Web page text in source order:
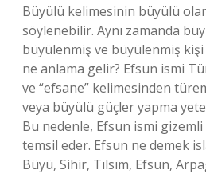
Büyülü kelimesinin büyülü
söylenebilir. Aynı zamanda
büyülenmiş ve büyülenmiş kişi
ne anlama gelir? Efsun ismi
ve “efsane” kelimesinden
veya büyülü güçler yapma
Bu nedenle, Efsun ismi
temsil eder. Efsun ne demek
Büyü, Sihir, Tılsım, Efsun,